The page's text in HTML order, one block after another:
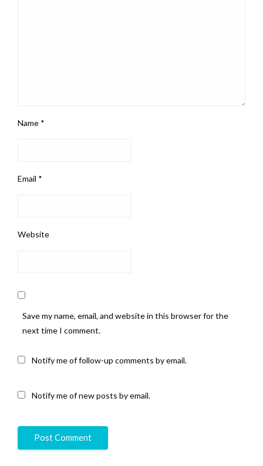
Name *
Email *
Website
Save my name, email, and website in this browser for the
next time I comment.
Notify me of follow-up comments by email.
Notify me of new posts by email.